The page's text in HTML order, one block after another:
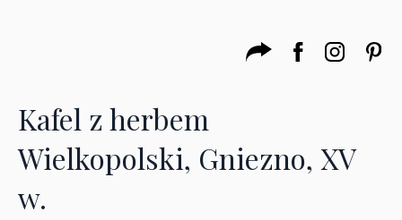
Kafel z herbem
Wielkopolski, Gniezno, XV
w.